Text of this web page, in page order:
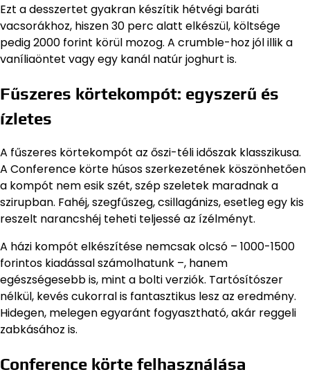
Ezt a desszertet gyakran készítik hétvégi baráti
vacsorákhoz, hiszen 30 perc alatt elkészül, költsége
pedig 2000 forint körül mozog. A crumble-hoz jól illik a
vaníliaöntet vagy egy kanál natúr joghurt is.
Fűszeres körtekompót: egyszerű és
ízletes
A fűszeres körtekompót az őszi-téli időszak klasszikusa.
A Conference körte húsos szerkezetének köszönhetően
a kompót nem esik szét, szép szeletek maradnak a
szirupban. Fahéj, szegfűszeg, csillagánizs, esetleg egy kis
reszelt narancshéj teheti teljessé az ízélményt.
A házi kompót elkészítése nemcsak olcsó – 1000-1500
forintos kiadással számolhatunk –, hanem
egészségesebb is, mint a bolti verziók. Tartósítószer
nélkül, kevés cukorral is fantasztikus lesz az eredmény.
Hidegen, melegen egyaránt fogyasztható, akár reggeli
zabkásához is.
Conference körte felhasználása